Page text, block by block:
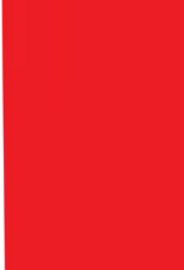
Flipové
Redmi
snů,